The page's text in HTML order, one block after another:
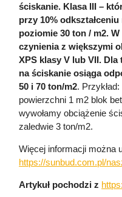
ściskanie. Klasa III –
przy 10% odkształceniu
poziomie 30 ton / m2.
czynienia z większymi
XPS klasy V lub VII.
na ściskanie osiąga
50 i 70 ton/m2.
powierzchni 1 m2 blok
wywołamy obciążenie
zaledwie 3 ton/m2.
Więcej informacji można
https://sunbud.com.pl/
Artykuł pochodzi z